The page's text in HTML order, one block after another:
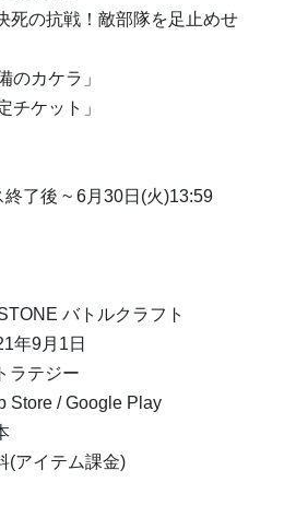
死の抗戦！敵部隊を足止めせ
のカケラ」
チケット」
了後 ~ 6月30日(火)13:59
バトルクラフト
9月1日
テジー
Store / Google Play
イテム課金)